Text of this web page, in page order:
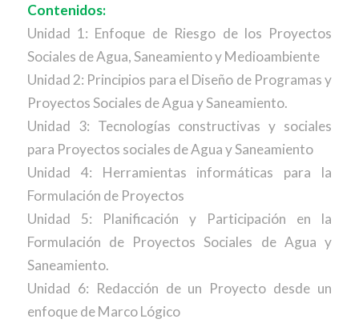
Contenidos:
Unidad 1: Enfoque de Riesgo de los Proyectos
Sociales de Agua, Saneamiento y Medioambiente
Unidad 2: Principios para el Diseño de Programas y
Proyectos Sociales de Agua y Saneamiento.
Unidad 3: Tecnologías constructivas y sociales
para Proyectos sociales de Agua y Saneamiento
Unidad 4: Herramientas informáticas para la
Formulación de Proyectos
Unidad 5: Planificación y Participación en la
Formulación de Proyectos Sociales de Agua y
Saneamiento.
Unidad 6: Redacción de un Proyecto desde un
enfoque de Marco Lógico